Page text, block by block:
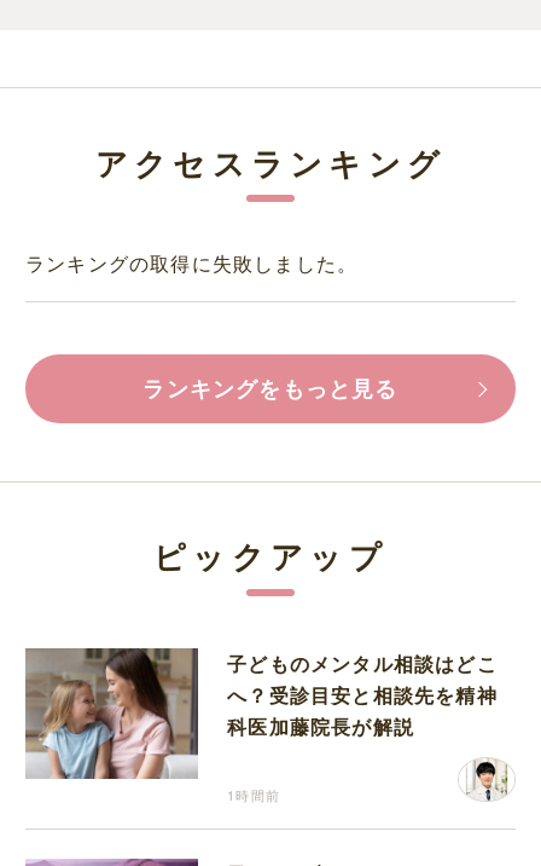
アクセスランキング
ランキングの取得に失敗しました。
ランキングをもっと見る
ピックアップ
子どものメンタル相談はどこ
へ？受診目安と相談先を精神
科医加藤院長が解説
1時間前